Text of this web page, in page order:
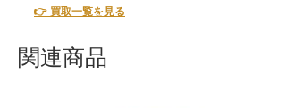
👉 買取一覧を見る
関連商品